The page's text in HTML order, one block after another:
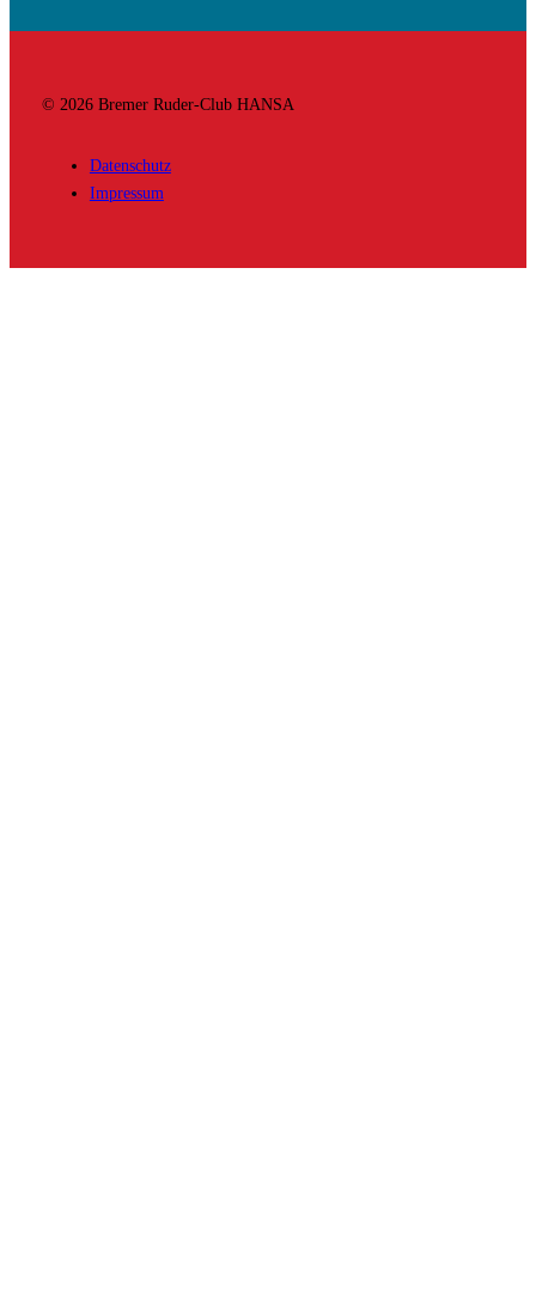
© 2026 Bremer Ruder-Club HANSA
Datenschutz
Impressum